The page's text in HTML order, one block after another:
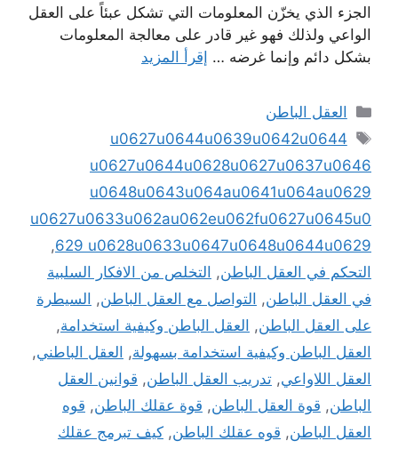
الجزء الذي يخزّن المعلومات التي تشكل عبئاً على العقل
الواعي ولذلك فهو غير قادر على معالجة المعلومات
بشكل دائم وإنما غرضه … إقرأ المزيد
التصنيفات
العقل الباطن
الوسوم
u0627u0644u0639u0642u0644
u0627u0644u0628u0627u0637u0646
u0648u0643u064au0641u064au0629
u0627u0633u062au062eu062fu0627u0645u0
629 u0628u0633u0647u0648u0644u0629
,
التحكم في العقل الباطن, التخلص من الافكار السلبية
في العقل الباطن, التواصل مع العقل الباطن, السيطرة
على العقل الباطن, العقل الباطن وكيفية استخدامة,
العقل الباطن وكيفية استخدامة بسهولة, العقل الباطني,
العقل اللاواعي, تدريب العقل الباطن, قوانين العقل
الباطن, قوة العقل الباطن, قوة عقلك الباطن, قوه
العقل الباطن, قوه عقلك الباطن, كيف تبرمج عقلك